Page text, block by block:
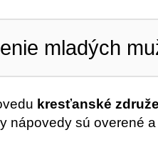
mladých
kresťanské
nápovedy sú overené